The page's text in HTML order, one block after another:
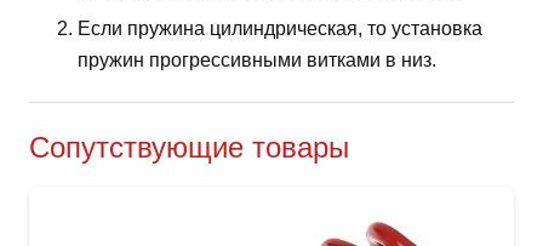
Если пружина цилиндрическая, то установка
пружин прогрессивными витками в низ.
Сопутствующие товары